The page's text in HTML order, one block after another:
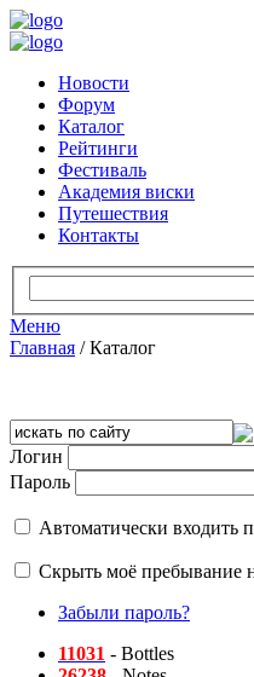
Новости
Форум
Каталог
Рейтинги
Фестиваль
Академия виски
Путешествия
Контакты
Меню
Главная /Каталог
Логин
Пароль
Автоматически входить
Скрыть моё пребывание
Забыли пароль?
11031 - Bottles